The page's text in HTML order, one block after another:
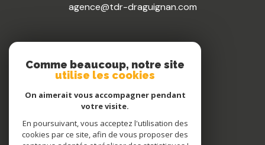
agence@tdr-draguignan.com
Nous suivre
Comme beaucoup, notre site
utilise les cookies
On aimerait vous accompagner pendant
votre visite.
En poursuivant, vous acceptez l'utilisation des
cookies par ce site, afin de vous proposer des